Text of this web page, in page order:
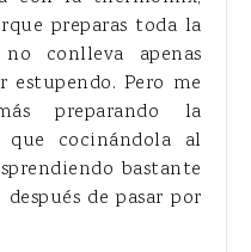
preparas toda la
conlleva apenas
Pero me
preparando la
cocinándola al
bastante
de pasar por